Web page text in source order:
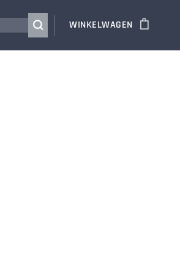
WINKELWAGEN